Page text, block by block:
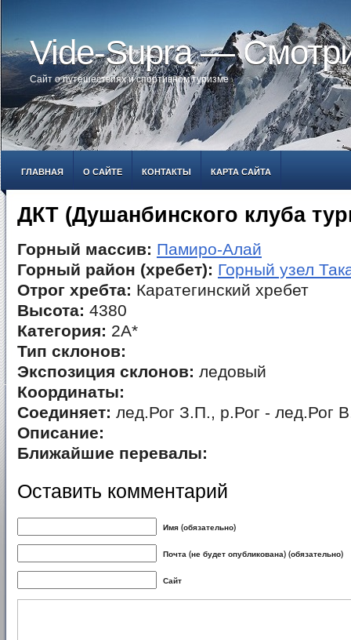
Vide-Supra —
Сайт о путешествиях и спортивном туризме
ГЛАВНАЯ О САЙТЕ КОНТАКТЫ КАРТА САЙТА
ДКТ (Душанбинского клуба
Горный массив: Памиро-Алай
Горный район (хребет): Горный узел
Отрог хребта: Каратегинский хребет
Высота: 4380
Категория: 2А*
Тип склонов:
Экспозиция склонов: ледовый
Координаты:
Соединяет: лед.Рог З.П., р.Рог - лед.Рог
Описание:
Ближайшие перевалы:
Оставить комментарий
Имя (обязательно)
Почта (не будет опубликована) (обязательно)
Сайт